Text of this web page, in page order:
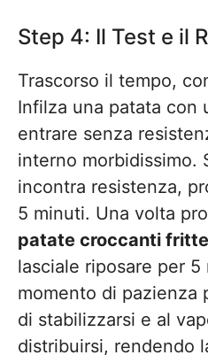
Step 4: Il Test e il
Trascorso il tempo,
Infilza una patata con
entrare senza
interno morbidissimo.
incontra resistenza,
5 minuti. Una volta
patate croccanti fritte
lasciale riposare per
momento di pazienza
di stabilizzarsi e al
distribuirsi, rendendo